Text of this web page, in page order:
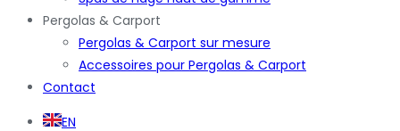
Pergolas & Carport
Pergolas & Carport sur mesure
Accessoires pour Pergolas & Carport
Contact
EN